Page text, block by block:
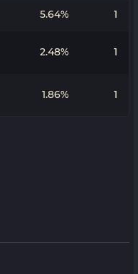
5.64% 1
2.48% 1
1.86% 1